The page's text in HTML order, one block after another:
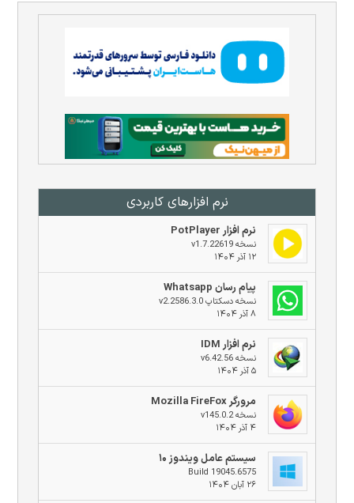
نرم افزار‌های کاربردی
نرم افزار PotPlayer
نسخه v1.7.22619
۱۲ آذر ۱۴۰۴
پیام رسان Whatsapp
نسخه دسکتاپ v2.2586.3.0
۸ آذر ۱۴۰۴
نرم افزار IDM
نسخه v6.42.56
۵ آذر ۱۴۰۴
مرورگر Mozilla FireFox
نسخه v145.0.2
۴ آذر ۱۴۰۴
سیستم عامل ویندوز ۱۰
Build 19045.6575
۲۶ آبان ۱۴۰۴